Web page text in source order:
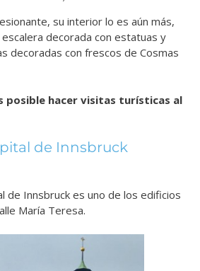
su interior lo es aún más,
decorada con estatuas y
decoradas con frescos de Cosmas
posible hacer visitas turísticas al
de Innsbruck
de Innsbruck es uno de los edificios
María Teresa.